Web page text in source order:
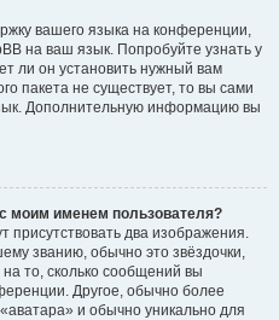
вашего языка на конференции,
на ваш язык. Попробуйте узнать у
ли он установить нужный вам
пакета не существует, то вы сами
Дополнительную информацию вы
моим именем пользователя?
присутствовать два изображения.
званию, обычно это звёздочки,
то, сколько сообщений вы
Другое, обычно более
и обычно уникально для